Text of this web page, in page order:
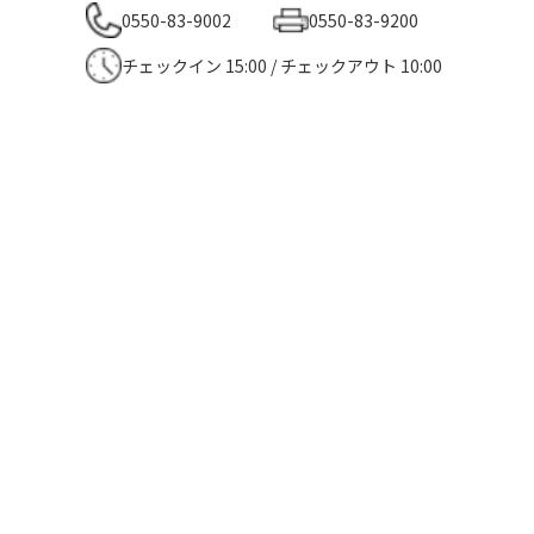
0550-83-9002
0550-83-9200
チェックイン 15:00 / チェックアウト 10:00